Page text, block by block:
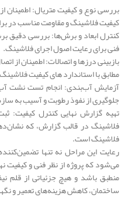
بررسی نوع و کیفیت متریال: اطمینان
کیفیت فلاشینگ و مقاومت مناسب در
کنترل ابعاد و برش‌ها: بررسی دقیق
فنی برای رعایت اصول اجرای فلاشینگ.
بازبینی درزها و اتصالات: اطمینان از
مطابق با استاندارد های کیفیت
آزمایش آب‌بندی: انجام تست نشت
جلوگیری از نفوذ رطوبت و آسیب به
تهیه گزارش نهایی کنترل کیفیت:
فلاشینگ در قالب گزارش، که
فلاشینگ است.
رعایت این مراحل نه تنها
می‌شود که پروژه از نظر فنی و کیفیت
منطبق باشد و هیچ جزئیاتی از قلم
ساختمان، کاهش هزینه‌های تعمیر و